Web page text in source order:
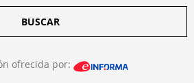
BUSCAR
ofrecida por: